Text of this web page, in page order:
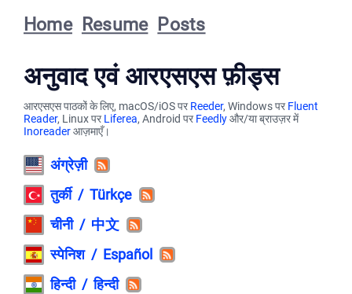
Home Resume Posts
अनुवाद एवं आरएसएस फ़ीड्स
आरएसएस पाठकों के लिए, macOS/iOS पर Reeder, Windows पर Fluent
Reader, Linux पर Liferea, Android पर Feedlyऔर/या ब्राउज़र में
Inoreaderआज़माएँ।
अंग्रेज़ी
तुर्की / Türkçe
चीनी / 中文
स्पेनिश / Español
हिन्दी / हिन्दी